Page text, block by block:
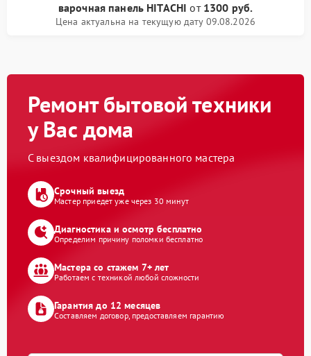
варочная панель HITACHI от 1300 руб.
Цена актуальна на текущую дату 09.08.2026
Ремонт бытовой техники
у Вас дома
С выездом квалифицированного мастера
Срочный выезд
Мастер приедет уже через 30 минут
Диагностика и осмотр бесплатно
Определим причину поломки бесплатно
Мастера со стажем 7+ лет
Работаем с техникой любой сложности
Гарантия до 12 месяцев
Составляем договор, предоставляем гарантию